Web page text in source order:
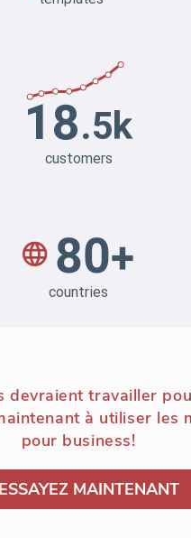
devraient travailler
à utiliser les
pour business!
ESSAYEZ MAINTENANT